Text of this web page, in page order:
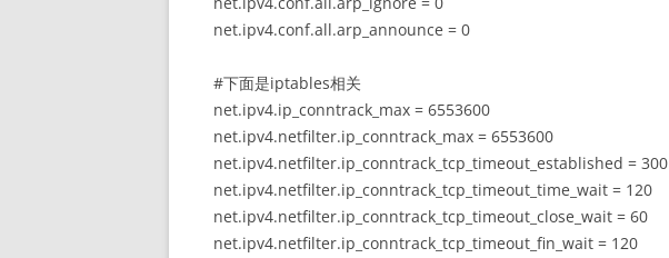
net.ipv4.conf.all.arp_announce = 0
#下面是iptables相关
net.ipv4.ip_conntrack_max = 6553600
net.ipv4.netfilter.ip_conntrack_max = 6553600
net.ipv4.netfilter.ip_conntrack_tcp_timeout_established = 300
net.ipv4.netfilter.ip_conntrack_tcp_timeout_time_wait = 120
net.ipv4.netfilter.ip_conntrack_tcp_timeout_close_wait = 60
net.ipv4.netfilter.ip_conntrack_tcp_timeout_fin_wait = 120